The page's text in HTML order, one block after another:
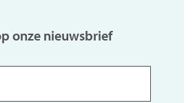
onze nieuwsbrief